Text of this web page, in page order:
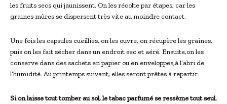
les fruits secs qui jaunissent. On les récolte par étapes, car les
graines mûres se dispersent très vite au moindre contact.
Une fois les capsules cueillies, on les ouvre, on récupère les graines,
puis on les fait sécher dans un endroit sec et aéré. Ensuite,on les
conserve dans des sachets en papier ou en enveloppes,à l’abri de
l’humidité. Au printemps suivant, elles seront prêtes à repartir.
Si on laisse tout tomber au sol, le tabac parfumé se ressème tout seul.